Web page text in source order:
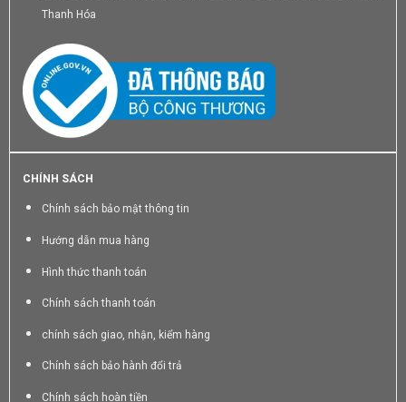
Thanh Hóa
CHÍNH SÁCH
Chính sách bảo mật thông tin
Hướng dẫn mua hàng
Hình thức thanh toán
Chính sách thanh toán
chính sách giao, nhận, kiểm hàng
Chính sách bảo hành đổi trả
Chính sách hoàn tiền